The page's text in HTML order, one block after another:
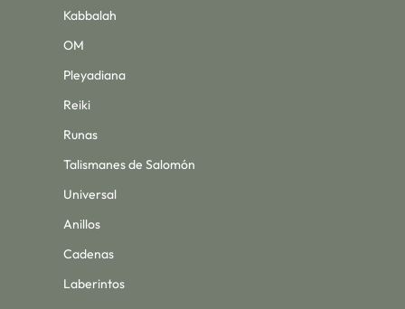
Kabbalah
OM
Pleyadiana
Reiki
Runas
Talismanes de Salomón
Universal
Anillos
Cadenas
Laberintos